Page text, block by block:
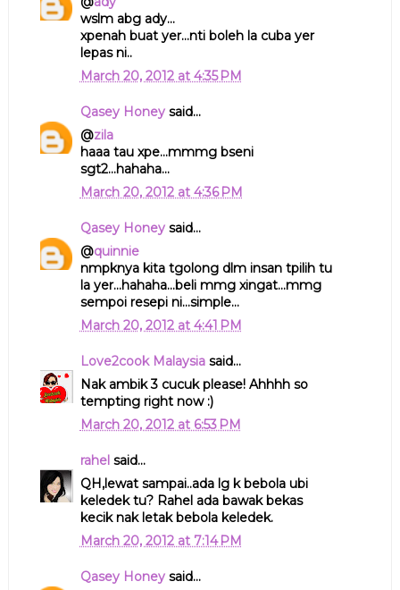
wslm abg ady...
xpenah buat yer...nti boleh la cuba yer
lepas ni..
March 20, 2012 at 4:35 PM
Qasey Honeysaid...
@zila
haaa tau xpe...mmmg bseni
sgt2...hahaha...
March 20, 2012 at 4:36 PM
Qasey Honeysaid...
@quinnie
nmpknya kita tgolong dlm insan tpilih tu
la yer...hahaha...beli mmg xingat...mmg
sempoi resepi ni...simple...
March 20, 2012 at 4:41 PM
Love2cook Malaysiasaid...
Nak ambik 3 cucuk please! Ahhhh so
tempting right now :)
March 20, 2012 at 6:53 PM
rahelsaid...
QH,lewat sampai..ada lg k bebola ubi
keledek tu? Rahel ada bawak bekas
kecik nak letak bebola keledek.
March 20, 2012 at 7:14 PM
Qasey Honeysaid...